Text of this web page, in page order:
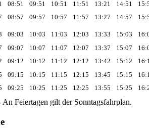
08:51 09:51 10:51 11:51 13:21 14:51
08:57 09:57 10:57 11:57 13:27 14:57
09:03 10:03 11:03 12:03 13:33 15:03
09:07 10:07 11:07 12:07 13:37 15:07
09:12 10:12 11:12 12:12 13:42 15:12
09:15 10:15 11:15 12:15 13:45 15:15
09:25 10:25 11:25 12:25 13:55 15:25
Feiertagen gilt der Sonntagsfahrplan.